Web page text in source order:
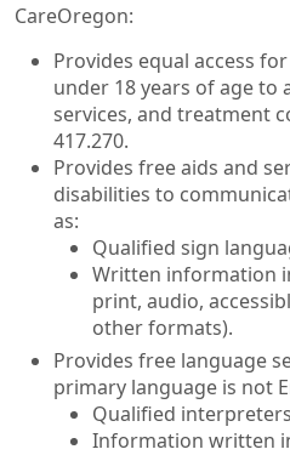
CareOregon:
Provides equal access
under 18 years of age to
services, and treatment
417.270.
Provides free aids and
disabilities to
as:
Qualified sign
Written information
print, audio,
other formats).
Provides free language
primary language is not
Qualified
Information written